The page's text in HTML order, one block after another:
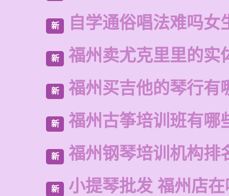
新 自学通俗唱法难吗女
新 福州卖尤克里里的实
新 福州买吉他的琴行有
新 福州古筝培训班有哪
新 福州钢琴培训机构排
新 小提琴批发 福州店